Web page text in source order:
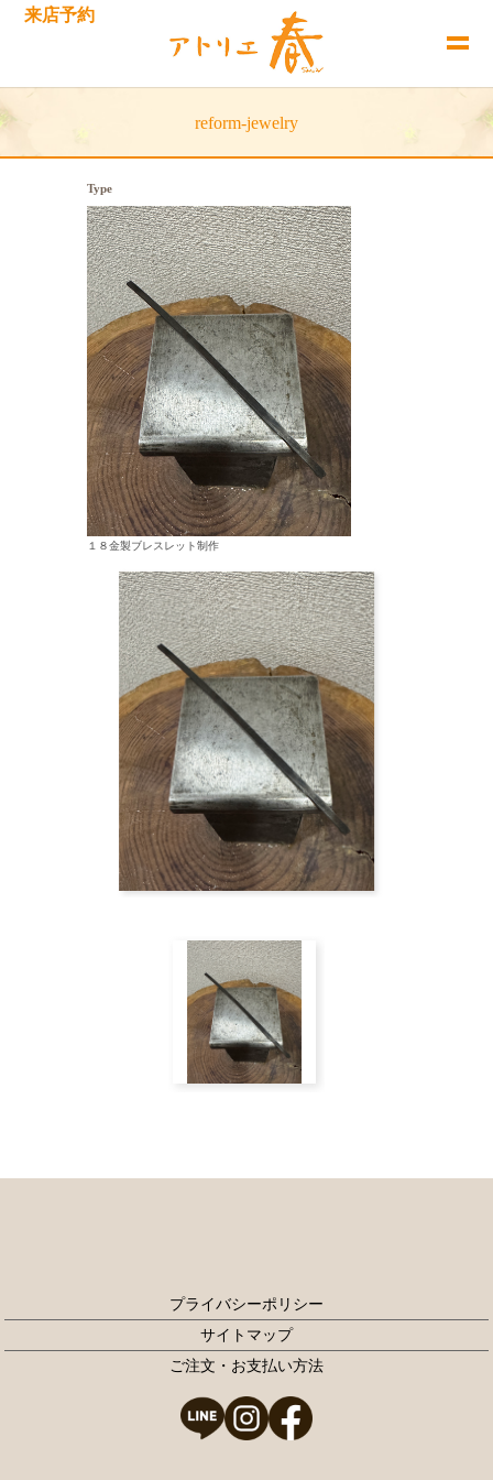
来店予約
reform-jewelry
Type
１８金製ブレスレット制作
プライバシーポリシー
サイトマップ
ご注文・お支払い方法